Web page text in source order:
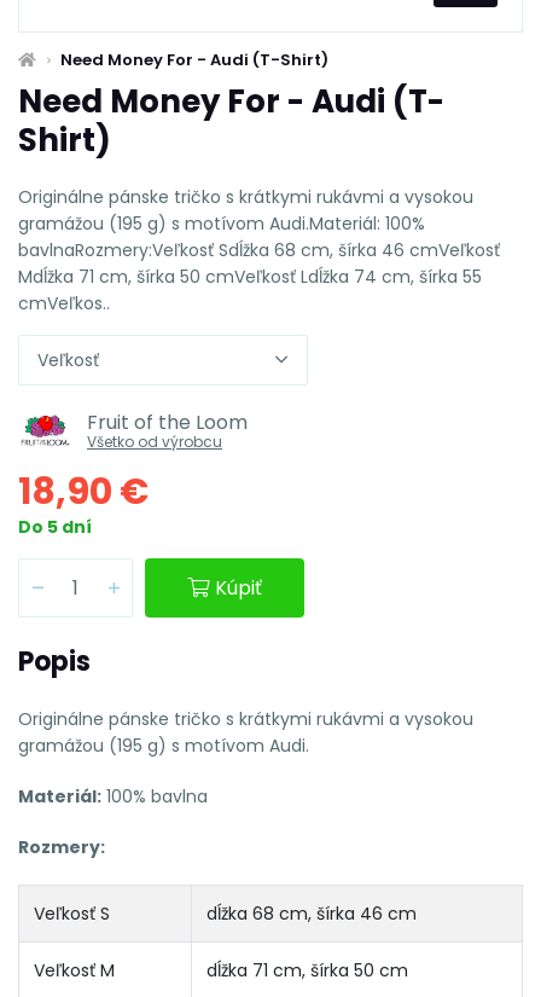
Need Money For - Audi (T-Shirt)
Need Money For - Audi (T-
Shirt)
Originálne pánske tričko s krátkymi rukávmi a vysokou
gramážou (195 g) s motívom Audi.Materiál: 100%
bavlnaRozmery:Veľkosť Sdĺžka 68 cm, šírka 46 cmVeľkosť
Mdĺžka 71 cm, šírka 50 cmVeľkosť Ldĺžka 74 cm, šírka 55
cmVeľkos..
Veľkosť
Fruit of the Loom
Všetko od výrobcu
18,90 €
Do 5 dní
Kúpiť
Popis
Originálne pánske tričko s krátkymi rukávmi a vysokou
gramážou (195 g) s motívom Audi.
Materiál: 100% bavlna
Rozmery:
Veľkosť S dĺžka 68 cm, šírka 46 cm
Veľkosť M dĺžka 71 cm, šírka 50 cm